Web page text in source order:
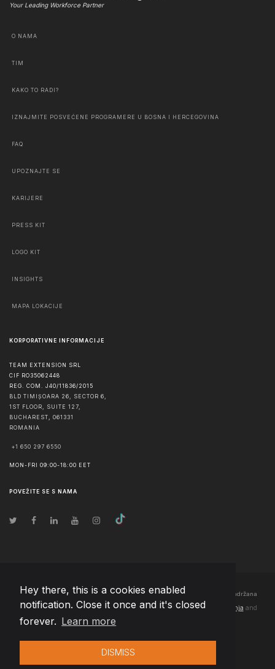
Hey there, this is a cookies enabled
notification. Close it once and it's closed
forever. Learn more
DISMISS
Your Leading Workforce Partner
O NAMA
TIM
KAKO TO RADI?
IZNAJMITE POSVEĆENE PROGRAMERE U BOSNA I HERCEGOVINA
FAQ
UPOZNAJTE SE
KARIJERE
PRESS KIT
LOGO KIT
INSIGHTS
MAPA LOKACIJE
KORPORATIVNE INFORMACIJE
TEAM EXTENSION SRL
CIF RO35062448
REG. COM. J40/11836/2015
BLD TIMIȘOARA 26, SECTOR 6,
1ST FLOOR, SUITE 127,
BUCHAREST
061331
ROMANIA
+1 650 297 6550
MON-FRI 09:00-18:00 EET
POVEŽITE SE S NAMA
© Autorska prava 2026 Team Extension Bosnia Herzegovina - Sva prava zadržana
Changelog● Korišćenjem ove stranice slažete se sa našimPravila korištenja and
Politika privatnosti